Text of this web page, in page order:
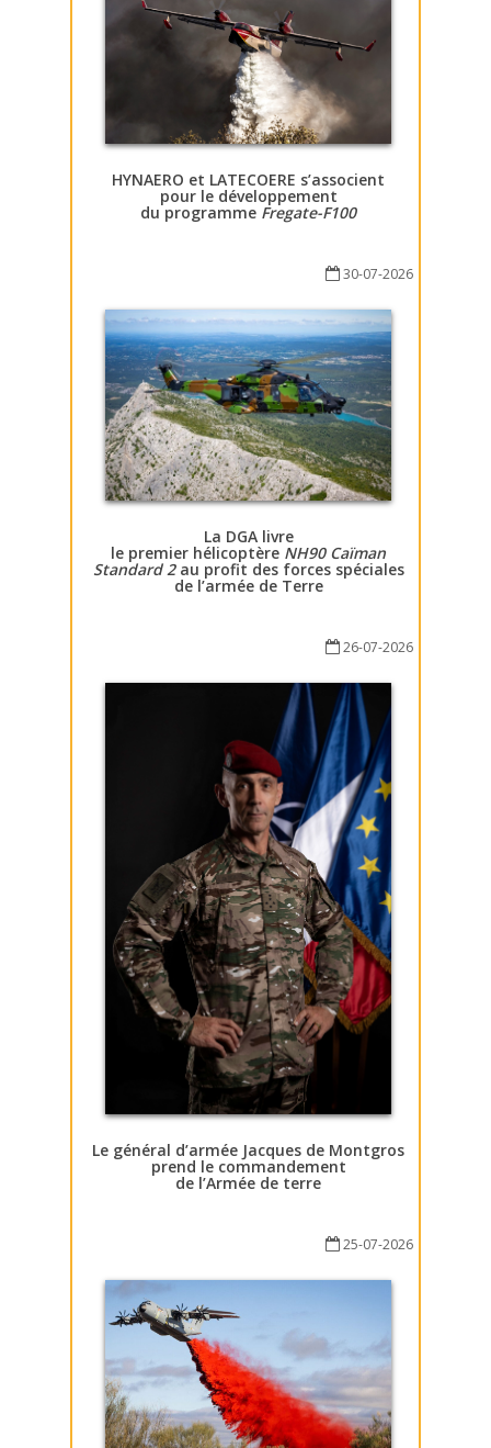
HYNAERO et LATECOERE s’associent
pour le développement
du programme Fregate-F100
30-07-2026
La DGA livre
le premier hélicoptère NH90 Caïman
Standard 2au profit des forces spéciales
de l’armée de Terre
26-07-2026
Le général d’armée Jacques de Montgros
prend le commandement
de l’Armée de terre
25-07-2026